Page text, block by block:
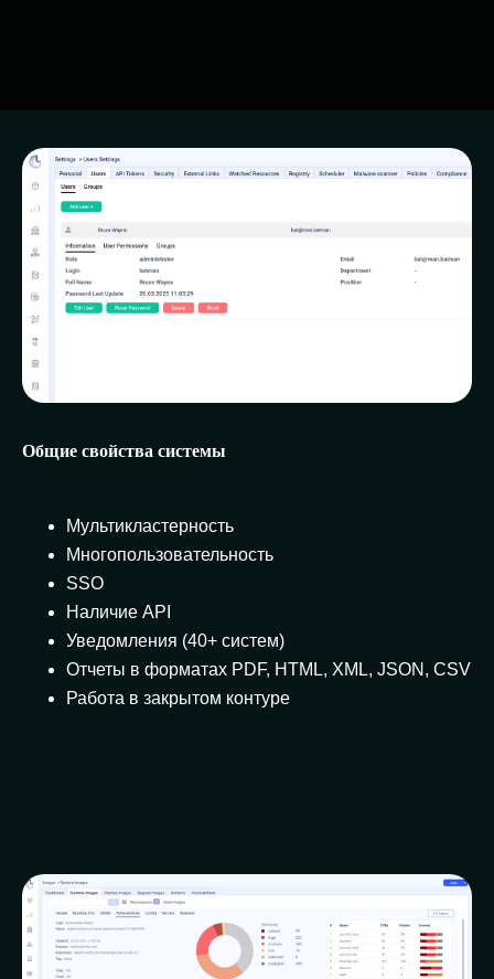
Общие свойства системы
Мультикластерность
Многопользовательность
SSO
Наличие API
Уведомления (40+ систем)
Отчеты в форматах PDF, HTML, XML, JSON, CSV
Работа в закрытом контуре